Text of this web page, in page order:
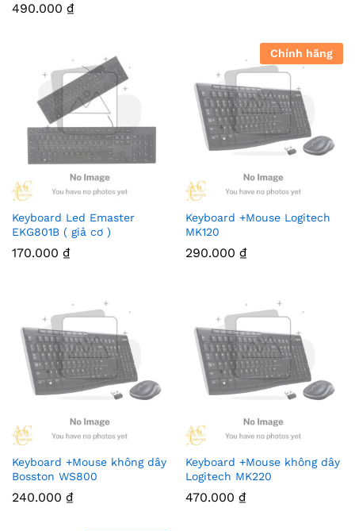
490.000 ₫
Keyboard Led Emaster
EKG801B ( giả cơ )
170.000 ₫
Chính hãng
Keyboard +Mouse Logitech
MK120
290.000 ₫
Keyboard +Mouse không dây
Bosston WS800
240.000 ₫
Keyboard +Mouse không dây
Logitech MK220
470.000 ₫